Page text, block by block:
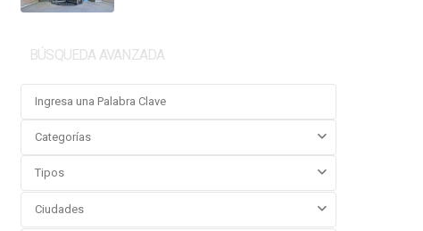
BÚSQUEDA AVANZADA
Categorías
Tipos
Ciudades